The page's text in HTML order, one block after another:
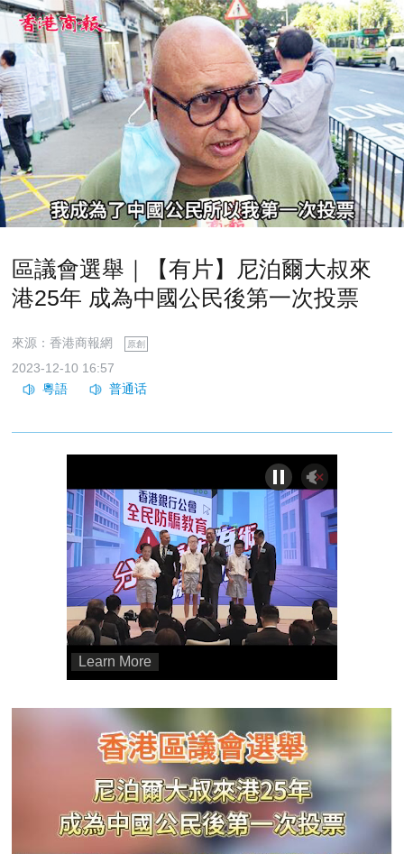
區議會選舉｜【有片】尼泊爾大叔來
港25年 成為中國公民後第一次投票
來源：香港商報網 原創
2023-12-10 16:57